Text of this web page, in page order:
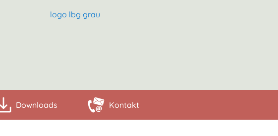
Downloads Kontakt